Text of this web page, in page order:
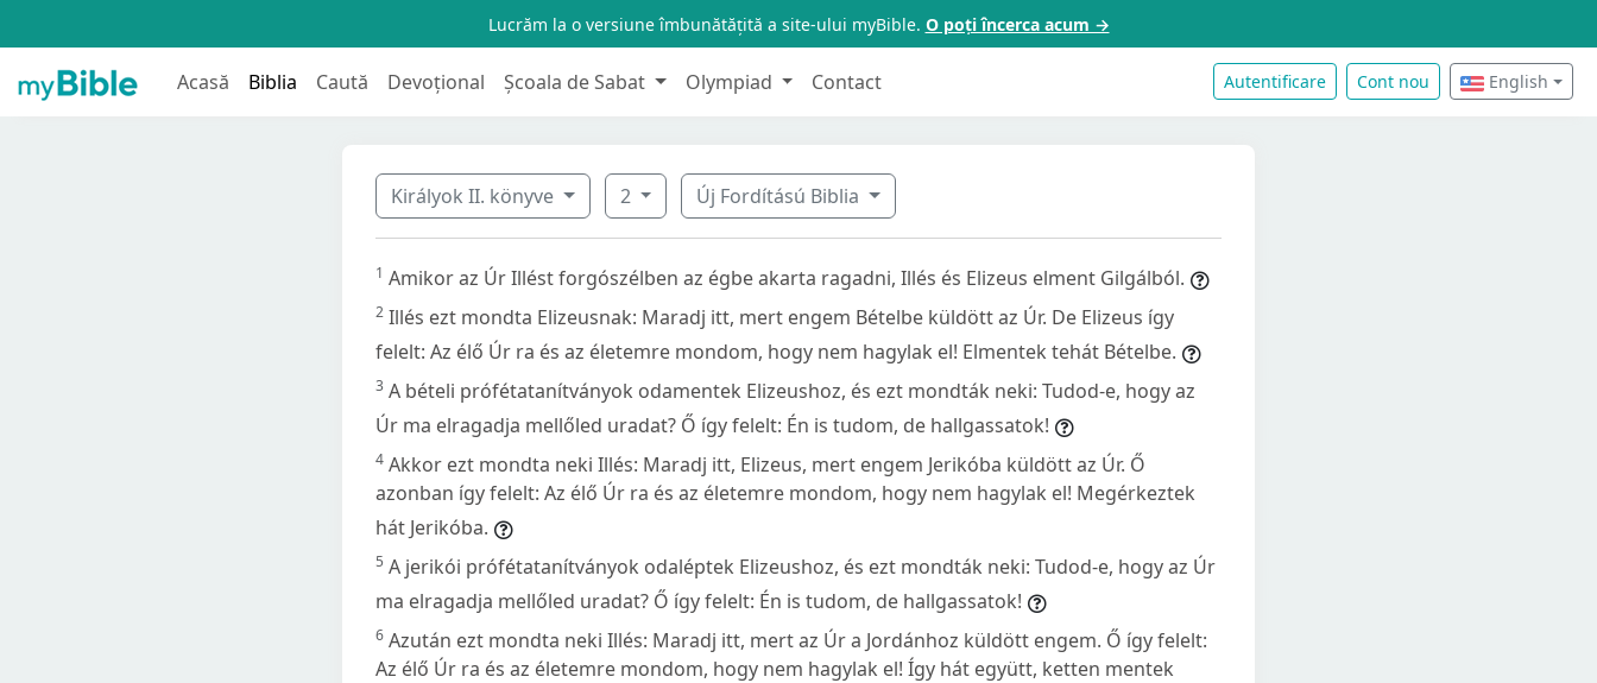
Lucrăm la o versiune îmbunătățită a site-ului myBible. O poți încerca acum →
Acasă Biblia Caută Devoțional Școala de Sabat Olympiad Contact Autentificare Cont nou English
Királyok II. könyve 2 Új Fordítású Biblia
1 Amikor az Úr Illést forgószélben az égbe akarta ragadni, Illés és Elizeus elment Gilgálból.
2 Illés ezt mondta Elizeusnak: Maradj itt, mert engem Bételbe küldött az Úr. De Elizeus így
felelt: Az élő Úr ra és az életemre mondom, hogy nem hagylak el! Elmentek tehát Bételbe.
3 A bételi prófétatanítványok odamentek Elizeushoz, és ezt mondták neki: Tudod-e, hogy az
Úr ma elragadja mellőled uradat? Ő így felelt: Én is tudom, de hallgassatok!
4 Akkor ezt mondta neki Illés: Maradj itt, Elizeus, mert engem Jerikóba küldött az Úr. Ő
azonban így felelt: Az élő Úr ra és az életemre mondom, hogy nem hagylak el! Megérkeztek
hát Jerikóba.
5 A jerikói prófétatanítványok odaléptek Elizeushoz, és ezt mondták neki: Tudod-e, hogy az Úr
ma elragadja mellőled uradat? Ő így felelt: Én is tudom, de hallgassatok!
6 Azután ezt mondta neki Illés: Maradj itt, mert az Úr a Jordánhoz küldött engem. Ő így felelt:
Az élő Úr ra és az életemre mondom, hogy nem hagylak el! Így hát együtt, ketten mentek